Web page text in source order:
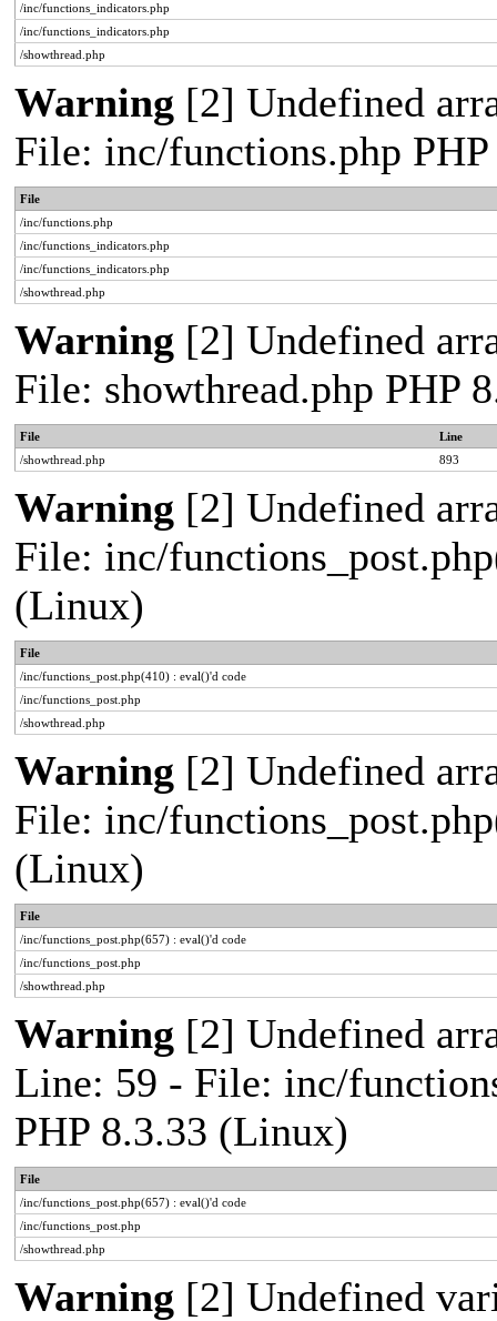
/inc/functions_indicators.php
/inc/functions_indicators.php
/showthread.php
Warning [2] Undefined
File: inc/functions.php
File
/inc/functions.php
/inc/functions_indicators.php
/inc/functions_indicators.php
/showthread.php
Warning [2] Undefined
File: showthread.php PHP
File
Line
/showthread.php
893
Warning [2] Undefined
File: inc/
(Linux)
File
/inc/functions_post.php(410) : eval()'d code
/inc/functions_post.php
/showthread.php
Warning [2] Undefined
File: inc/
(Linux)
File
/inc/functions_post.php(657) : eval()'d code
/inc/functions_post.php
/showthread.php
Warning [2] Undefined
Line: 59 - File: inc/
PHP 8.3.33 (Linux)
File
/inc/functions_post.php(657) : eval()'d code
/inc/functions_post.php
/showthread.php
Warning [2] Undefined